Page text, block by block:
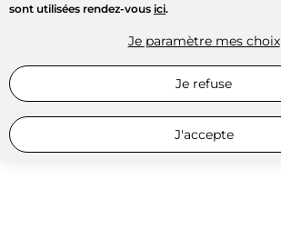
sont utilisées rendez-vous ici.
Je paramètre mes choix
Je refuse
J'accepte